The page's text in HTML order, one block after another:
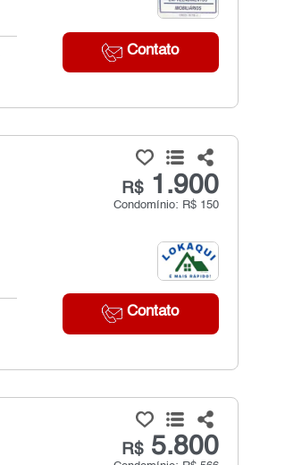
Contato
R$1.900
Condomínio: R$ 150
Contato
R$5.800